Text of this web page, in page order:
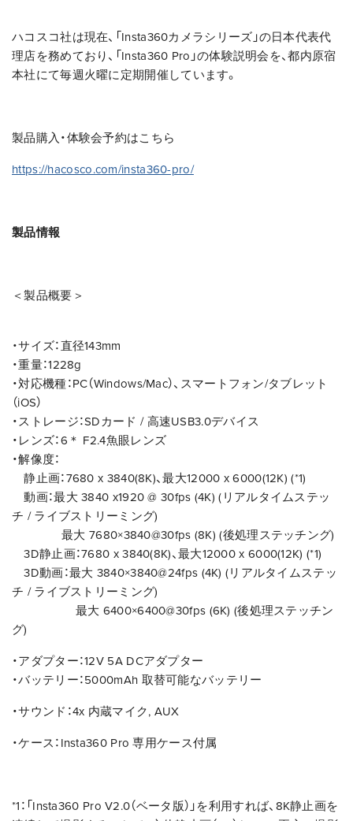
ハコスコ社は現在、「Insta360カメラシリーズ」の日本代表代
理店を務めており、「Insta360 Pro」の体験説明会を、都内原宿
本社にて毎週火曜に定期開催しています。
製品購入・体験会予約はこちら
https://hacosco.com/insta360-pro/
製品情報
＜製品概要＞
・サイズ：直径143mm
・重量：1228g
・対応機種：PC（Windows/Mac）、スマートフォン/タブレット
（iOS）
・ストレージ：SDカード / 高速USB3.0デバイス
・レンズ：6＊ F2.4魚眼レンズ
・解像度：
静止画：7680 x 3840(8K)、最大12000 x 6000(12K) (*1)
動画：最大 3840 x1920 @ 30fps (4K) (リアルタイムステッ
チ / ライブストリーミング)
最大 7680×3840@30fps (8K) (後処理ステッチング)
3D静止画：7680 x 3840(8K)、最大12000 x 6000(12K) (*1)
3D動画：最大 3840×3840@24fps (4K) (リアルタイムステッ
チ / ライブストリーミング)
最大 6400×6400@30fps (6K) (後処理ステッチン
グ)
・アダプター：12V 5A DCアダプター
・バッテリー：5000mAh 取替可能なバッテリー
・サウンド：4x 内蔵マイク, AUX
・ケース：Insta360 Pro 専用ケース付属
*1：「Insta360 Pro V2.0（ベータ版）」を利用すれば、8K静止画を